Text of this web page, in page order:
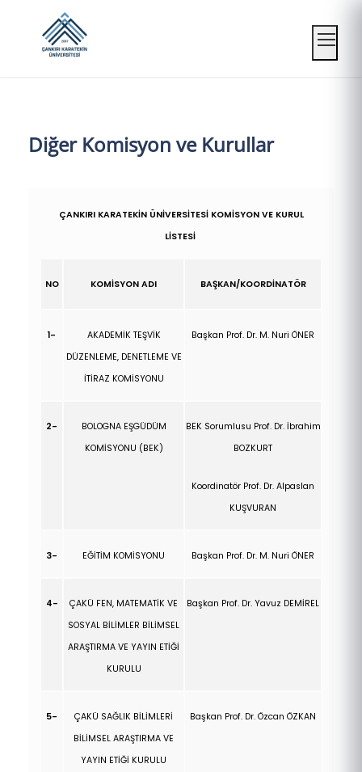
Mobil
Diğer Komisyon ve Kurullar
ÇANKIRI KARATEKİN ÜNİVERSİTESİ KOMİSYON VE KURUL
LİSTESİ
NO KOMİSYON ADI BAŞKAN/KOORDİNATÖR
1-
AKADEMİK TEŞVİK
DÜZENLEME, DENETLEME VE
İTİRAZ KOMİSYONU
Başkan Prof. Dr. M. Nuri ÖNER
2-
BOLOGNA EŞGÜDÜM
KOMİSYONU (BEK)
BEK Sorumlusu Prof. Dr. İbrahim
BOZKURT
Koordinatör Prof. Dr. Alpaslan
KUŞVURAN
3- EĞİTİM KOMİSYONU Başkan Prof. Dr. M. Nuri ÖNER
4-
ÇAKÜ FEN, MATEMATİK VE
SOSYAL BİLİMLER BİLİMSEL
ARAŞTIRMA VE YAYIN ETİĞİ
KURULU
Başkan Prof. Dr. Yavuz DEMİREL
5-
ÇAKÜ SAĞLIK BİLİMLERİ
BİLİMSEL ARAŞTIRMA VE
YAYIN ETİĞİ KURULU
Başkan Prof. Dr. Özcan ÖZKAN